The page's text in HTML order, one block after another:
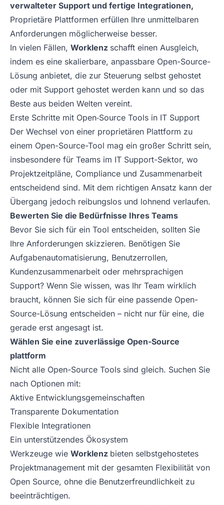
verwalteter Support und fertige Integrationen,
Proprietäre Plattformen erfüllen Ihre unmittelbaren
Anforderungen möglicherweise besser.
In vielen Fällen, Worklenz schafft einen Ausgleich,
indem es eine skalierbare, anpassbare Open-Source-
Lösung anbietet, die zur Steuerung selbst gehostet
oder mit Support gehostet werden kann und so das
Beste aus beiden Welten vereint.
Erste Schritte mit Open‑Source Tools in IT Support
Der Wechsel von einer proprietären Plattform zu
einem Open-Source-Tool mag ein großer Schritt sein,
insbesondere für Teams im IT Support-Sektor, wo
Projektzeitpläne, Compliance und Zusammenarbeit
entscheidend sind. Mit dem richtigen Ansatz kann der
Übergang jedoch reibungslos und lohnend verlaufen.
Bewerten Sie die Bedürfnisse Ihres Teams
Bevor Sie sich für ein Tool entscheiden, sollten Sie
Ihre Anforderungen skizzieren. Benötigen Sie
Aufgabenautomatisierung, Benutzerrollen,
Kundenzusammenarbeit oder mehrsprachigen
Support? Wenn Sie wissen, was Ihr Team wirklich
braucht, können Sie sich für eine passende Open-
Source-Lösung entscheiden – nicht nur für eine, die
gerade erst angesagt ist.
Wählen Sie eine zuverlässige Open-Source
plattform
Nicht alle Open-Source Tools sind gleich. Suchen Sie
nach Optionen mit:
Aktive Entwicklungsgemeinschaften
Transparente Dokumentation
Flexible Integrationen
Ein unterstützendes Ökosystem
Werkzeuge wie Worklenz bieten selbstgehostetes
Projektmanagement mit der gesamten Flexibilität von
Open Source, ohne die Benutzerfreundlichkeit zu
beeinträchtigen.